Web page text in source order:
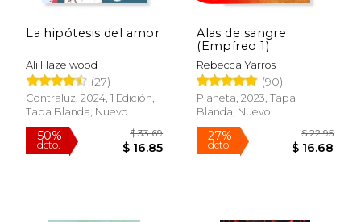
Rápido
La hipótesis del amor
Ali Hazelwood
(27)
Contraluz, 2024, 1 Edición,
Tapa Blanda, Nuevo
Alas de sangre
(Empíreo 1)
Rebecca Yarros
(90)
Planeta, 2023, Tapa
Blanda, Nuevo